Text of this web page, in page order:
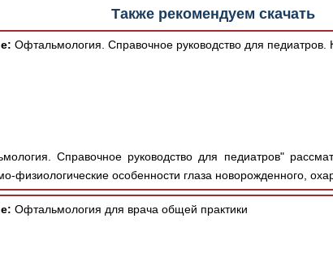
Также рекомендуем скачать
Офтальмология. Справочное руководство для педиатров.
Справочное руководство для педиатров"
физиологические особенности глаза новорожденного,
Офтальмология для врача общей практики